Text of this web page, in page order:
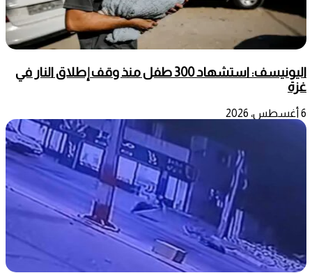
اليونيسف: استشهاد 300 طفل منذ وقف إطلاق النار في
غزة
6 أغسطس، 2026